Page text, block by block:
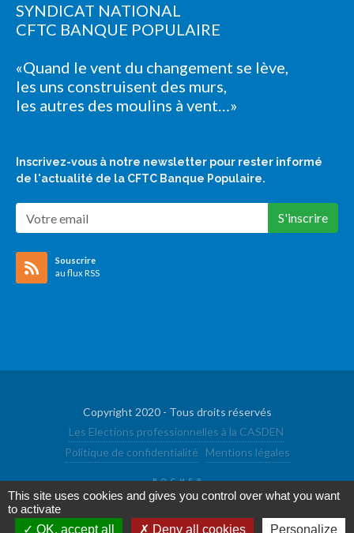
SYNDICAT NATIONAL
CFTC BANQUE POPULAIRE
«Quand le vent du changement se lève,
les uns construisent des murs,
les autres des moulins à vent…»
Inscrivez-vous à notre newsletter pour rester informé
de l'actualité de la CFTC Banque Populaire.
S'inscrire
Souscrire
au flux RSS
Copyright 2020 - Tous droits réservés
Les Elections professionnelles à la CASDEN
Politique de confidentialité
Mentions légales
This site uses cookies and gives you control over what you want
to activate
OK, accept all
Deny all cookies Personalize